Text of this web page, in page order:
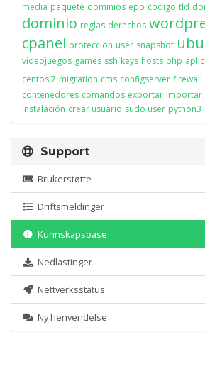
media paquete dominios epp codigo tld
dominio reglas derechos
cpanel proteccion user snapshot
videojuegos games ssh keys hosts php
centos 7 migration cms configserver firewall
contenedores comandos exportar importar
instalación crear usuario sudo user python3
Support
Brukerstøtte
Driftsmeldinger
Kunnskapsbase
Nedlastinger
Nettverksstatus
Ny henvendelse